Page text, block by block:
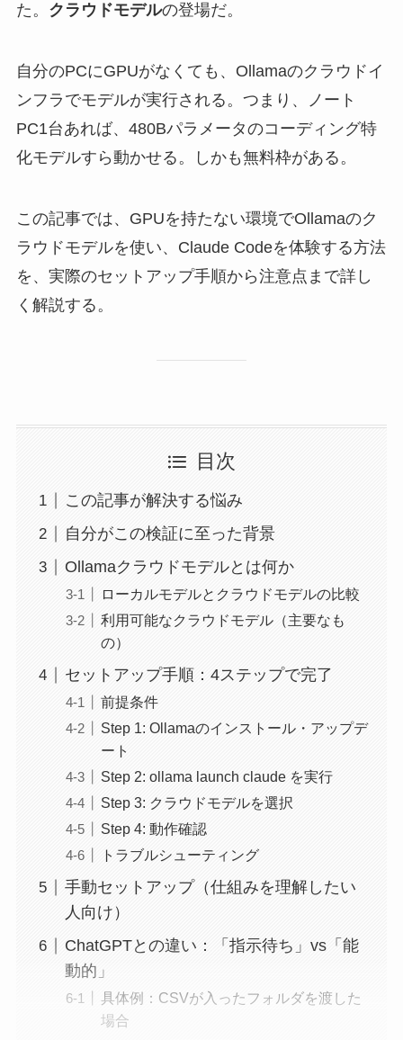
た。 クラウドモデルの登場だ。
自分のPCにGPUがなくても、Ollamaのクラウドイ
ンフラでモデルが実行される。つまり、ノート
PC1台あれば、480Bパラメータのコーディング特
化モデルすら動かせる。しかも無料枠がある。
この記事では、GPUを持たない環境でOllamaのク
ラウドモデルを使い、Claude Codeを体験する方法
を、実際のセットアップ手順から注意点まで詳し
く解説する。
目次
この記事が解決する悩み
自分がこの検証に至った背景
Ollamaクラウドモデルとは何か
ローカルモデルとクラウドモデルの比較
利用可能なクラウドモデル（主要なも
の）
セットアップ手順：4ステップで完了
前提条件
Step 1: Ollamaのインストール・アップデ
ート
Step 2: ollama launch claude を実行
Step 3: クラウドモデルを選択
Step 4: 動作確認
トラブルシューティング
手動セットアップ（仕組みを理解したい
人向け）
ChatGPTとの違い：「指示待ち」vs「能
動的」
具体例：CSVが入ったフォルダを渡した
場合